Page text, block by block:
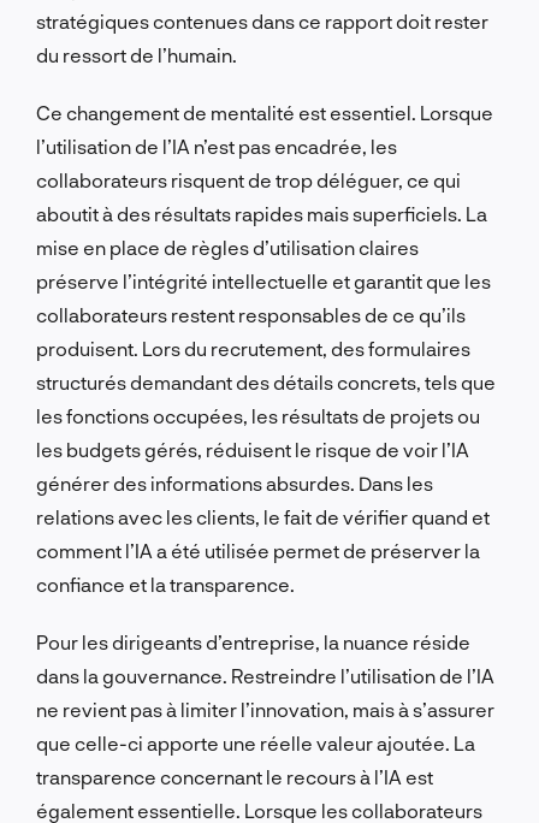
stratégiques contenues dans ce rapport doit rester
du ressort de l’humain.
Ce changement de mentalité est essentiel. Lorsque
l’utilisation de l’IA n’est pas encadrée, les
collaborateurs risquent de trop déléguer, ce qui
aboutit à des résultats rapides mais superficiels. La
mise en place de règles d’utilisation claires
préserve l’intégrité intellectuelle et garantit que les
collaborateurs restent responsables de ce qu’ils
produisent. Lors du recrutement, des formulaires
structurés demandant des détails concrets, tels que
les fonctions occupées, les résultats de projets ou
les budgets gérés, réduisent le risque de voir l’IA
générer des informations absurdes. Dans les
relations avec les clients, le fait de vérifier quand et
comment l’IA a été utilisée permet de préserver la
confiance et la transparence.
Pour les dirigeants d’entreprise, la nuance réside
dans la gouvernance. Restreindre l’utilisation de l’IA
ne revient pas à limiter l’innovation, mais à s’assurer
que celle-ci apporte une réelle valeur ajoutée. La
transparence concernant le recours à l’IA est
également essentielle. Lorsque les collaborateurs